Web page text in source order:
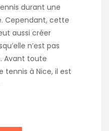
durant une
Cependant, cette
aussi créer
n’est pas
Avant toute
à Nice, il est